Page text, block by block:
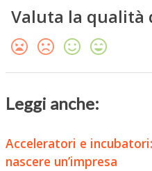
Valuta la qualità
Leggi anche:
Acceleratori e
nascere un’impresa